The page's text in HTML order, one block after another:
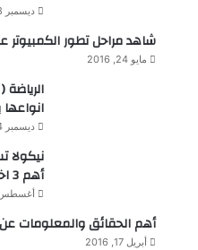
ديسمبر 8, 2015
شاهد مراحل تطور الكمبيوتر
مايو 24, 2016
ديسمبر 14, 2015
نيكولا
أهم 3 اختراعات
أغسطس 12,
أهم الحقائق والمعلومات
أبريل 17, 2016